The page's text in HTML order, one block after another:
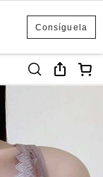
Consíguela